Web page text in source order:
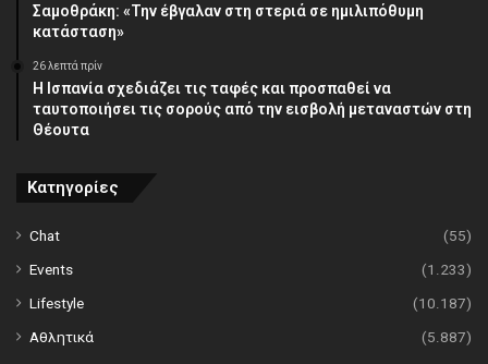
Σαμοθράκη: «Την έβγαλαν στη στεριά σε ημιλιπόθυμη
κατάσταση»
26 λεπτά πρίν
Η Ισπανία σχεδιάζει τις ταφές και προσπαθεί να
ταυτοποιήσει τις σορούς από την εισβολή μεταναστών στη
Θέουτα
Κατηγορίες
Chat
(55)
Events
(1.233)
Lifestyle
(10.187)
Αθλητικά
(5.887)